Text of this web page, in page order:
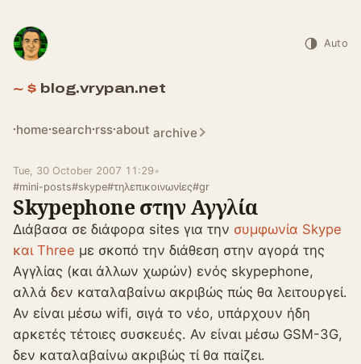
blog.vrypan.net
home search rss about archive
Auto
Tue, 30 October 2007 11:29•
#mini-posts#skype#τηλεπικοινωνίες#gr
Skypephone στην Αγγλία
Διάβασα σε διάφορα sites για την συμφωνία Skype
και Three με σκοπό την διάθεση στην αγορά της
Αγγλίας (και άλλων χωρών) ενός skypephone,
αλλά δεν καταλαβαίνω ακριβώς πώς θα λειτουργεί.
Αν είναι μέσω wifi, σιγά το νέο, υπάρχουν ήδη
αρκετές τέτοιες συσκευές. Αν είναι μέσω GSM-3G,
δεν καταλαβαίνω ακριβώς τί θα παίζει.